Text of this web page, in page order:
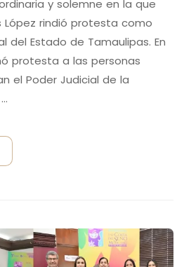
y solemne en la que
López rindió protesta como
del Estado de Tamaulipas. En
protesta a las personas
el Poder Judicial de la